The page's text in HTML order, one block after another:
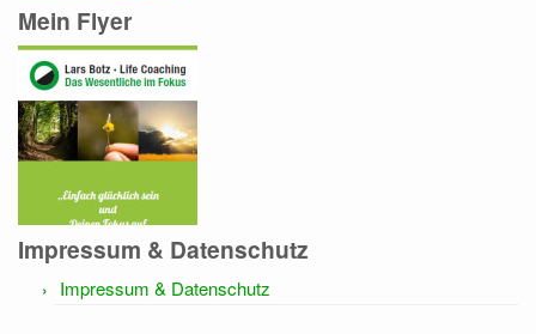
Mein Flyer
Impressum & Datenschutz
Impressum & Datenschutz